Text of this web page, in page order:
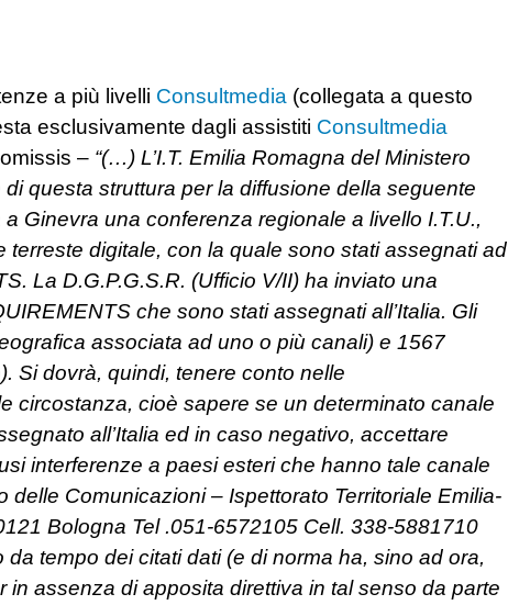
a più livelli Consultmedia (collegata a questo
esclusivamente dagli assistiti Consultmedia
– “(…) L’I.T. Emilia Romagna del Ministero
questa struttura per la diffusione della seguente
Ginevra una conferenza regionale a livello I.T.U.,
digitale, con la quale sono stati assegnati ad
La D.G.P.G.S.R. (Ufficio V/II) ha inviato una
che sono stati assegnati all’Italia. Gli
associata ad uno o più canali) e 1567
Si dovrà, quindi, tenere conto nelle
circostanza, cioè sapere se un determinato canale
all’Italia ed in caso negativo, accettare
interferenze a paesi esteri che hanno tale canale
Comunicazioni – Ispettorato Territoriale Emilia-
Bologna Tel .051-6572105 Cell. 338-5881710
tempo dei citati dati (e di norma ha, sino ad ora,
assenza di apposita direttiva in tal senso da parte